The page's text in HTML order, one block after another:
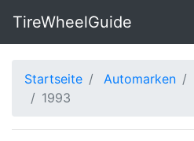
TireWheelGuide
Startseite Automarken
1993